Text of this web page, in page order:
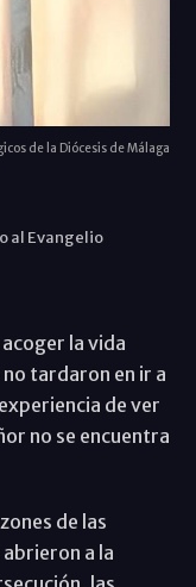
de la Diócesis de Málaga
al Evangelio
la vida
no tardaron en ir a
de ver
no se encuentra
de las
a la